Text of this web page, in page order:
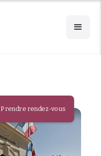
Prendre rendez-vous